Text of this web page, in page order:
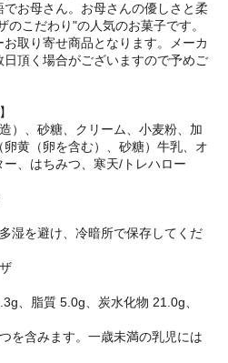
お母さん。お母さんの優しさと柔
のこだわり"の人気のお菓子です。
取り寄せ商品となります。メーカ
頂く場合がございますので予めご
）、砂糖、クリーム、小麦粉、加
黄（卵を含む）、砂糖）牛乳、オ
、はちみつ、寒天/トレハロー
湿を避け、冷暗所で保存してくだ
、脂質 5.0g、炭水化物 21.0g、
を含みます。一歳未満の乳児には